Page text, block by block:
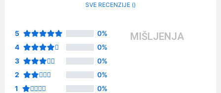
SVE RECENZIJE ()
5
0%
4
0%
3
0%
2
0%
1
0%
MIŠLJENJA